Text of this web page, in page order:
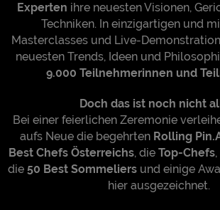
Experten ihre neuesten Visionen,
Techniken. In einzigartigen und
Masterclasses und Live-
neuesten Trends, Ideen und
9.000 Teilnehmerinnen und
Doch das ist noch nicht
Bei einer feierlichen Zeremonie
aufs Neue die begehrten Rolling
Best Chefs Österreichs, die Top-Chefs
die 50 Best Sommeliersund einige
hier ausgezeichnet.